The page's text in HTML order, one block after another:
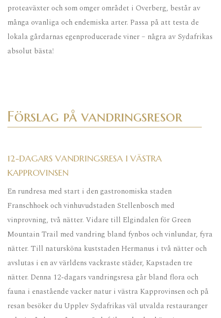
proteaväxter och som omger området i Overberg, består av
många ovanliga och endemiska arter. Passa på att testa de
lokala gårdarnas egenproducerade viner – några av Sydafrikas
absolut bästa!
Förslag på vandringsresor
12-DAGARS VANDRINGSRESA I VÄSTRA
KAPPROVINSEN
En rundresa med start i den gastronomiska staden
Franschhoek och vinhuvudstaden Stellenbosch med
vinprovning, två nätter. Vidare till Elgindalen för Green
Mountain Trail med vandring bland fynbos och vinlundar, fyra
nätter. Till natursköna kuststaden Hermanus i två nätter och
avslutas i en av världens vackraste städer, Kapstaden tre
nätter. Denna 12-dagars vandringsresa går bland flora och
fauna i enastående vacker natur i västra Kapprovinsen och på
resan besöker du Upplev Sydafrikas väl utvalda restauranger